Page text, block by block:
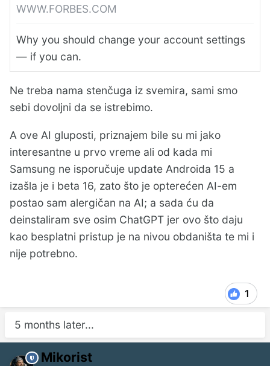
WWW.FORBES.COM
Why you should change your account settings
— if you can.
Ne treba nama stenčuga iz svemira, sami smo
sebi dovoljni da se istrebimo.
A ove AI gluposti, priznajem bile su mi jako
interesantne u prvo vreme ali od kada mi
Samsung ne isporučuje update Androida 15 a
izašla je i beta 16, zato što je opterećen AI-em
postao sam alergičan na AI; a sada ću da
deinstaliram sve osim ChatGPT jer ovo što daju
kao besplatni pristup je na nivou obdaništa te mi i
nije potrebno.
1
5 months later...
Mikorist